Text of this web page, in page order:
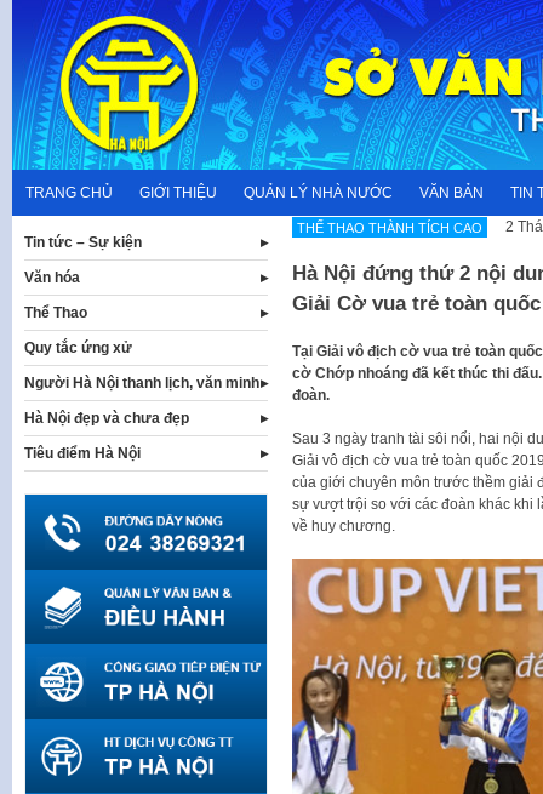
content
TRANG CHỦ GIỚI THIỆU QUẢN LÝ NHÀ NƯỚC VĂN BẢN TIN
THẾ THAO THÀNH TÍCH CAO 2
Hà Nội đứng thứ 2 nội
Giải Cờ vua trẻ toàn quốc
Tại Giải vô địch cờ vua trẻ toàn
cờ Chớp nhoáng đã kết thúc thi
đoàn.
Sau 3 ngày tranh tài sôi nổi, hai nội
Giải vô địch cờ vua trẻ toàn quốc
của giới chuyên môn trước thềm giải
sự vượt trội so với các đoàn khác khi
về huy chương.
Tin tức – Sự kiện
Văn hóa
Thể Thao
Quy tắc ứng xử
Người Hà Nội thanh lịch, văn minh
Hà Nội đẹp và chưa đẹp
Tiêu điểm Hà Nội